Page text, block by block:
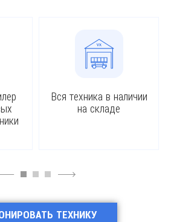
Вся техника в наличии
на складе
6
ТЕХНИКУ